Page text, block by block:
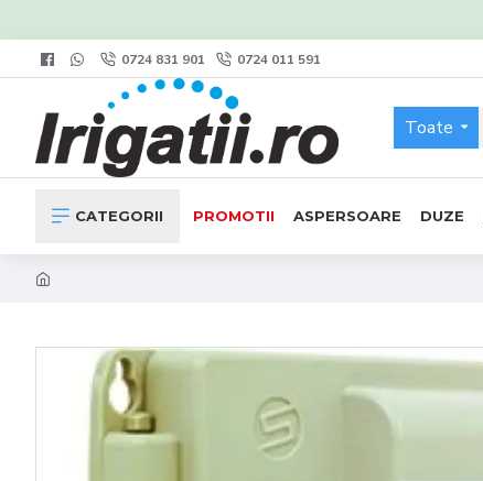
0724 831 901 0724 011 591
Toate
CATEGORII PROMOTII ASPERSOARE DUZE